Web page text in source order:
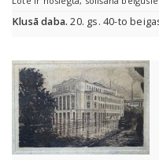
Klusā daba.20. gs. 40-to